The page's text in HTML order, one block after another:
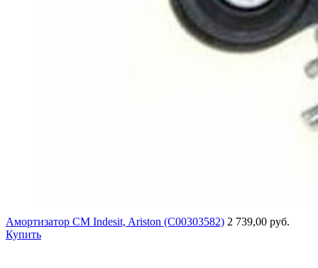
Амортизатор СМ Indesit, Ariston (C00303582) 2 739,00 руб.
Купить